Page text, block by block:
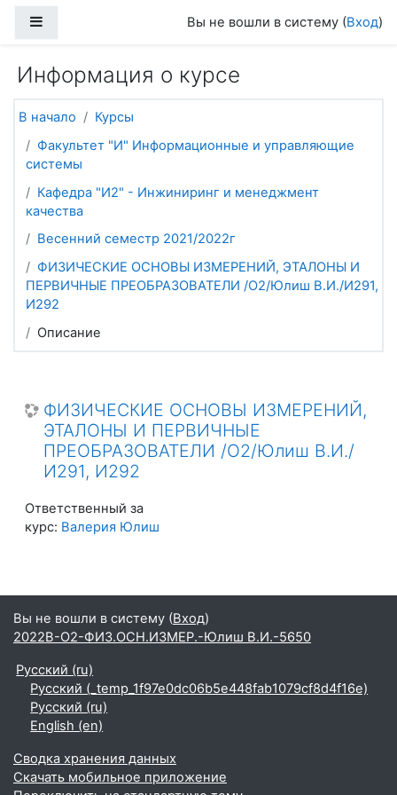
Вы не вошли в систему (Вход)
Информация о курсе
В начало
Курсы
Факультет "И" Информационные и управляющие
системы
Кафедра "И2" - Инжиниринг и менеджмент
качества
Весенний семестр 2021/2022г
ФИЗИЧЕСКИЕ ОСНОВЫ ИЗМЕРЕНИЙ, ЭТАЛОНЫ И
ПЕРВИЧНЫЕ ПРЕОБРАЗОВАТЕЛИ /О2/Юлиш В.И./И291,
И292
Описание
ФИЗИЧЕСКИЕ ОСНОВЫ ИЗМЕРЕНИЙ,
ЭТАЛОНЫ И ПЕРВИЧНЫЕ
ПРЕОБРАЗОВАТЕЛИ /О2/Юлиш В.И./
И291, И292
Ответственный за
курс: Валерия Юлиш
Вы не вошли в систему (Вход)
2022В-О2-ФИЗ.ОСН.ИЗМЕР.-Юлиш В.И.-5650
Русский ‎(ru)‎
Русский ‎(_temp_1f97e0dc06b5e448fab1079cf8d4f16e)‎
Русский ‎(ru)‎
English ‎(en)‎
Сводка хранения данных
Скачать мобильное приложение